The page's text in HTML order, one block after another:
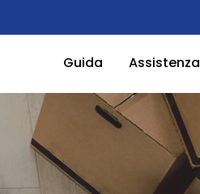
Guida Assistenza